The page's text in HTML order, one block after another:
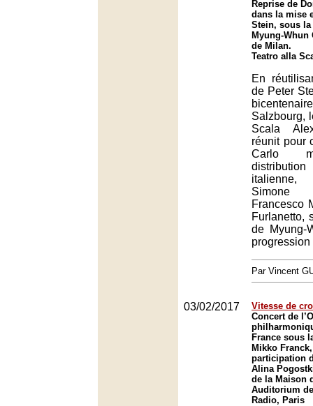
Reprise de
dans la mise
Stein, sous
Myung-Whun
de Milan.
Teatro alla
En
de Peter
Salzbourg,
Scala
réunit pour
Carlo
italienne,
Francesco
Furlanetto,
de Myung-
Par Vincent
03/02/2017
Vitesse de
Concert de
France sous
Mikko
participation
Alina
de la Maison
Auditorium
Radio, Paris